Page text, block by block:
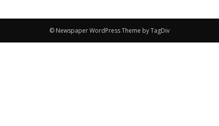
© Newspaper WordPress Theme by TagDiv